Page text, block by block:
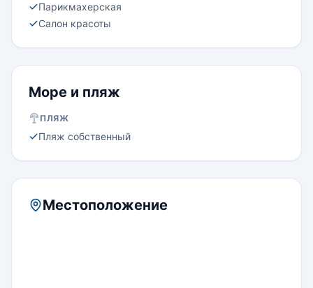
Парикмахерская
Салон красоты
Море и пляж
ПЛЯЖ
Пляж собственный
Местоположение